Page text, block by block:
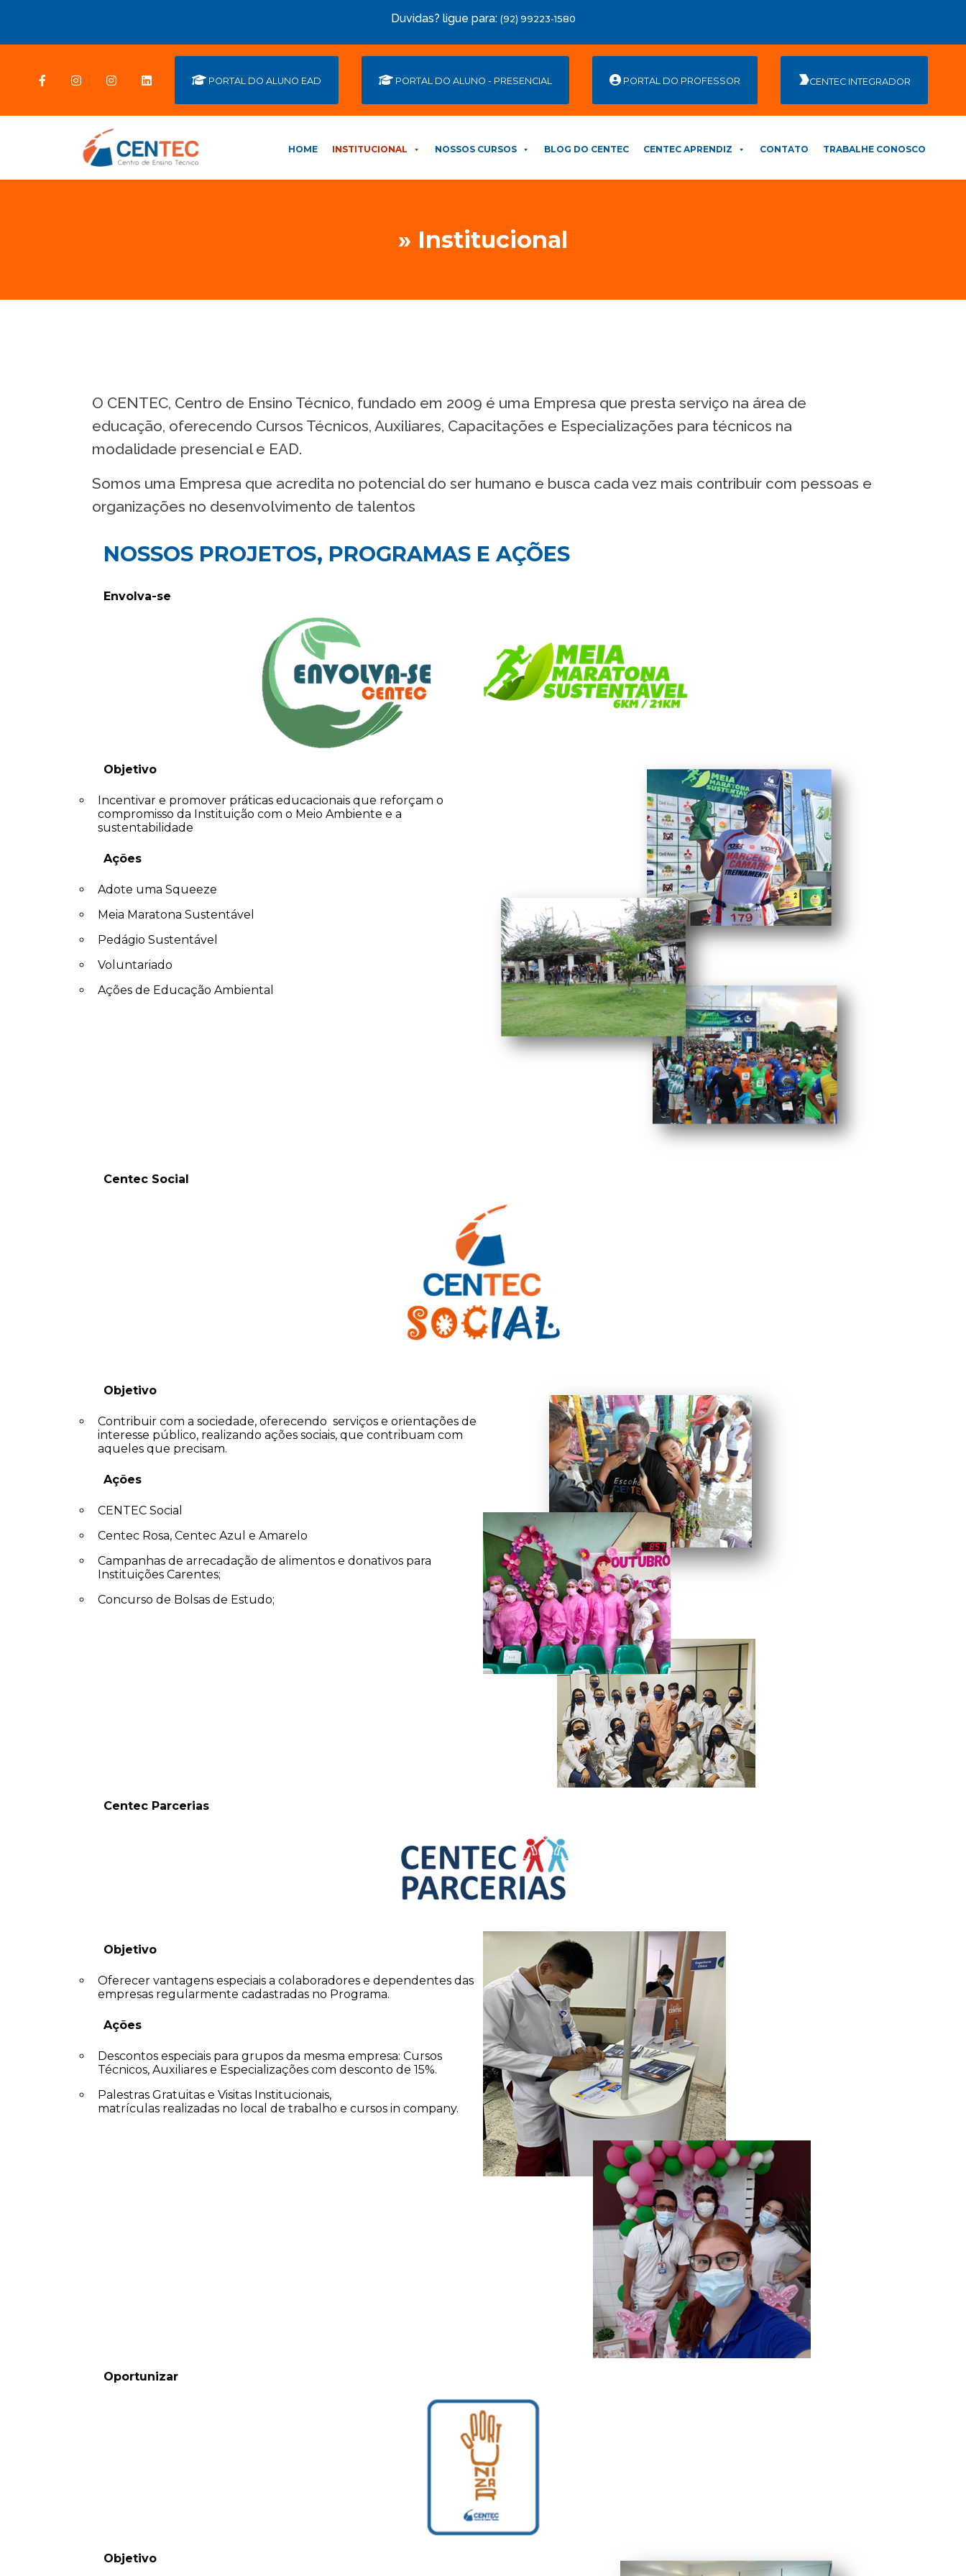
Duvidas? ligue para: (92) 99223-1580
PORTAL DO ALUNO EAD PORTAL DO ALUNO - PRESENCIAL PORTAL DO PROFESSOR CENTEC INTEGRADOR
HOME INSTITUCIONAL NOSSOS CURSOS BLOG DO CENTEC CENTEC APRENDIZ CONTATO TRABALHE CONOSCO
» Institucional
O CENTEC, Centro de Ensino Técnico, fundado em 2009 é uma Empresa que presta serviço na área de
educação, oferecendo Cursos Técnicos, Auxiliares, Capacitações e Especializações para técnicos na
modalidade presencial e EAD.
Somos uma Empresa que acredita no potencial do ser humano e busca cada vez mais contribuir com pessoas e
organizações no desenvolvimento de talentos
NOSSOS PROJETOS, PROGRAMAS E AÇÕES
Envolva-se
Objetivo
Incentivar e promover práticas educacionais que reforçam o
compromisso da Instituição com o Meio Ambiente e a
sustentabilidade
Ações
Adote uma Squeeze
Meia Maratona Sustentável
Pedágio Sustentável
Voluntariado
Ações de Educação Ambiental
Centec Social
Objetivo
Contribuir com a sociedade, oferecendo serviços e orientações de
interesse público, realizando ações sociais, que contribuam com
aqueles que precisam.
Ações
CENTEC Social
Centec Rosa, Centec Azul e Amarelo
Campanhas de arrecadação de alimentos e donativos para
Instituições Carentes;
Concurso de Bolsas de Estudo;
Centec Parcerias
Objetivo
Oferecer vantagens especiais a colaboradores e dependentes das
empresas regularmente cadastradas no Programa.
Ações
Descontos especiais para grupos da mesma empresa: Cursos
Técnicos, Auxiliares e Especializações com desconto de 15%.
Palestras Gratuitas e Visitas Institucionais,
matrículas realizadas no local de trabalho e cursos in company.
Oportunizar
Objetivo